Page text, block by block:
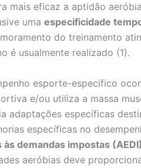
mais eficaz a aptidão
uma especificidade
do treinamento
é usualmente realizado (1).
esporte-específico
e/ou utiliza a massa
adaptações específicas
específicas no
demandas impostas
aeróbias deve